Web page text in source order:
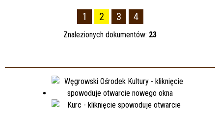
1 2 3 4
Znalezionych dokumentów: 23